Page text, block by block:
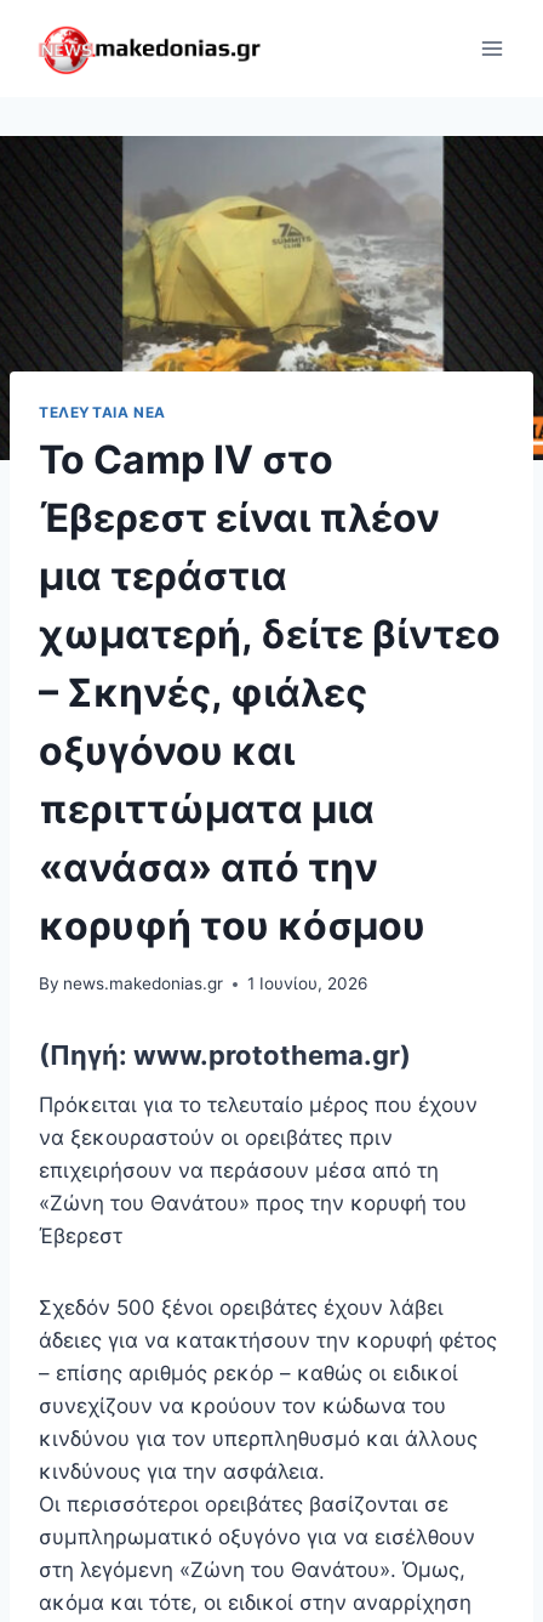
content
ΤΕΛΕΥΤΑΊΑ ΝΈΑ
Το Camp IV στο
Έβερεστ είναι πλέον
μια τεράστια
χωματερή, δείτε βίντεο
– Σκηνές, φιάλες
οξυγόνου και
περιττώματα μια
«ανάσα» από την
κορυφή του κόσμου
By news.makedonias.gr 1 Ιουνίου, 2026
(Πηγή: www.protothema.gr)
Πρόκειται για το τελευταίο μέρος που έχουν
να ξεκουραστούν οι ορειβάτες πριν
επιχειρήσουν να περάσουν μέσα από τη
«Ζώνη του Θανάτου» προς την κορυφή του
Έβερεστ
Σχεδόν 500 ξένοι ορειβάτες έχουν λάβει
άδειες για να κατακτήσουν την κορυφή φέτος
– επίσης αριθμός ρεκόρ – καθώς οι ειδικοί
συνεχίζουν να κρούουν τον κώδωνα του
κινδύνου για τον υπερπληθυσμό και άλλους
κινδύνους για την ασφάλεια.
Οι περισσότεροι ορειβάτες βασίζονται σε
συμπληρωματικό οξυγόνο για να εισέλθουν
στη λεγόμενη «Ζώνη του Θανάτου». Όμως,
ακόμα και τότε, οι ειδικοί στην αναρρίχηση